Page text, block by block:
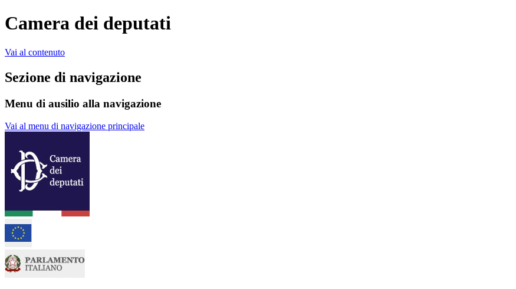
Camera dei deputati
Vai al contenuto
Sezione di navigazione
Menu di ausilio alla navigazione
Vai al menu di navigazione principale